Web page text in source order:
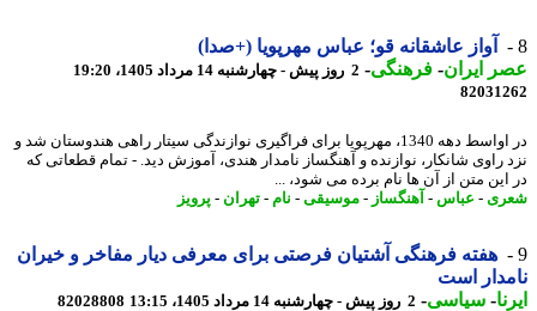
آواز عاشقانه قو؛ عباس مهرپویا (+صدا)
ایران- فرهنگی-2 روز پیش - چهارشنبه 14 مرداد 1405، 19:20
در اواسط دهه 1340، مهرپویا برای فراگیری نوازندگی سیتار راهی هندوستان شد و
راوی شانکار، نوازنده و آهنگساز نامدار هندی، آموزش دید. - تمام قطعاتی که
متن از آن ها نام برده می شود، ...
- عباس-آهنگساز-موسیقی-نام -تهران- پرویز
هفته فرهنگی آشتیان فرصتی برای معرفی دیار مفاخر و خیران
است
-سیاسی-2 روز پیش - چهارشنبه 14 مرداد 1405، 13:15 82028808